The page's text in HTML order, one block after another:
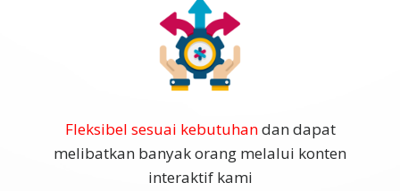
Fleksibel sesuai kebutuhandan dapat
melibatkan banyak orang melalui konten
interaktif kami